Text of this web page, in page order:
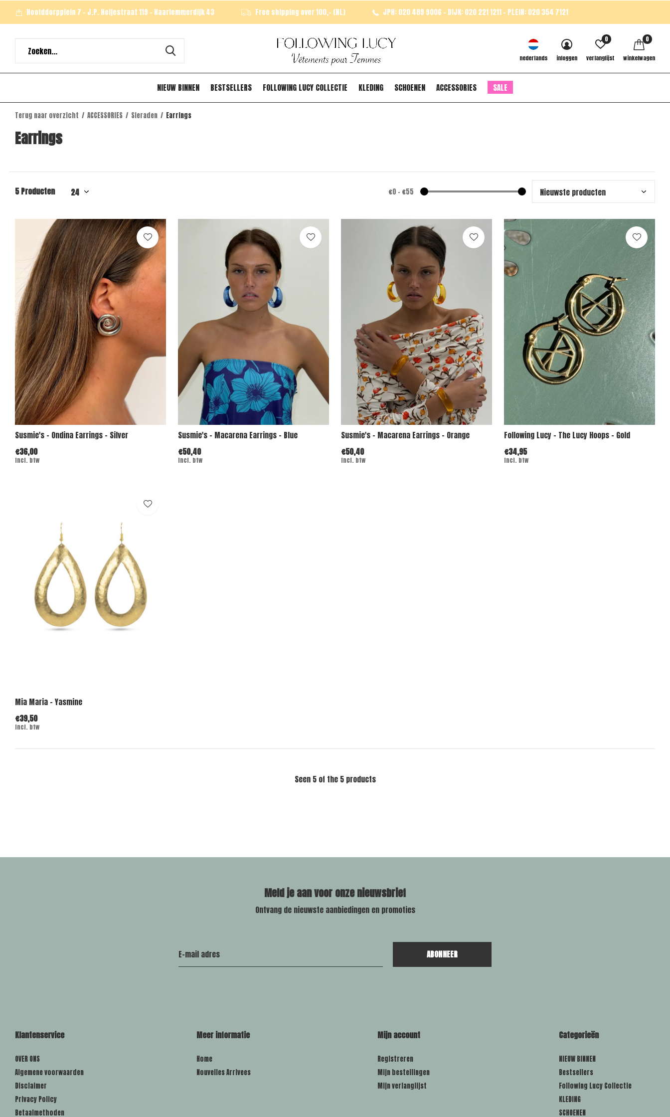
NIEUW BINNEN BESTSELLERS FOLLOWING LUCY COLLECTIE KLEDING SCHOENEN ACCESSORIES SALE
nederlands inloggen verlanglijst
0
winkelwagen
0
Hoofddorpplein 7 - J.P. Heijestraat 119 - Haarlemmerdijk 43 Free shipping over 100,- (NL) JPH: 020 489 9006 - DIJK: 020 221 1211 - PLEIN: 020 354 7121
Terug naar overzicht ACCESSORIES Sieraden Earrings
Earrings
5 Producten €0 - €55
Susmie's - Ondina Earrings - Silver
€36,00
Incl. btw
Susmie's - Macarena Earrings - Blue
€50,40
Incl. btw
Susmie's - Macarena Earrings - Orange
€50,40
Incl. btw
Following Lucy - The Lucy Hoops - Gold
€34,95
Incl. btw
Mia Maria - Yasmine
€39,50
Incl. btw
Seen 5 of the 5 products
Meld je aan voor onze nieuwsbrief
Ontvang de nieuwste aanbiedingen en promoties
ABONNEER
Klantenservice
OVER ONS
Algemene voorwaarden
Disclaimer
Privacy Policy
Betaalmethoden
Meer informatie
Home
Nouvelles Arrivees
Mijn account
Registreren
Mijn bestellingen
Mijn verlanglijst
Categorieën
NIEUW BINNEN
Bestsellers
Following Lucy Collectie
KLEDING
SCHOENEN